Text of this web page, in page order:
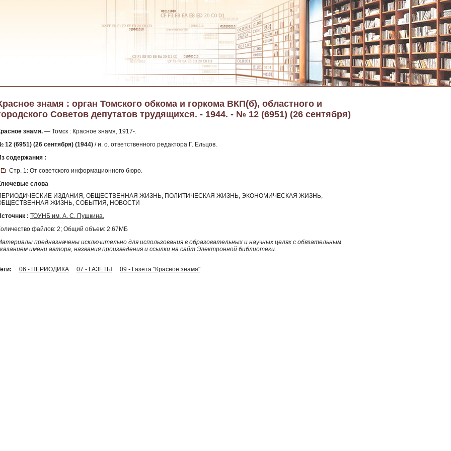
знамя : орган Томского обкома и горкома ВКП(б), областного и
Советов депутатов трудящихся. - 1944. - № 12 (6951) (26 сентября)
знамя. — Томск : Красное знамя, 1917-.
12 (6951) (26 сентября) (1944) / и. о. ответственного редактора Г. Ельцов.
содержания :
Стр. 1: От советского информационного бюро.
слова
ИЗДАНИЯ, ОБЩЕСТВЕННАЯ ЖИЗНЬ, ПОЛИТИЧЕСКАЯ ЖИЗНЬ, ЭКОНОМИЧЕСКАЯ ЖИЗНЬ,
ЖИЗНЬ, СОБЫТИЯ, НОВОСТИ
: ТОУНБ им. А. С. Пушкина.
файлов: 2; Общий объем: 2.67МБ
предназначены исключительно для использования в образовательных и научных целях с обязательным
имени автора, названия произведения и ссылки на сайт Электронной библиотеки.
06 - ПЕРИОДИКА 07 - ГАЗЕТЫ 09 - Газета "Красное знамя"